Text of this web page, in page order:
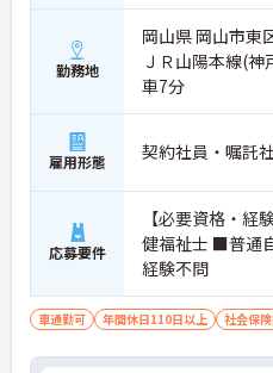
勤務地
岡山県 岡山市東
ＪＲ山陽本線(神
車7分
雇用形態 契約社員・嘱託
応募要件
【必要資格・
健福祉士 ■普通
経験不問
車通勤可 年間休日110日以上 社会保